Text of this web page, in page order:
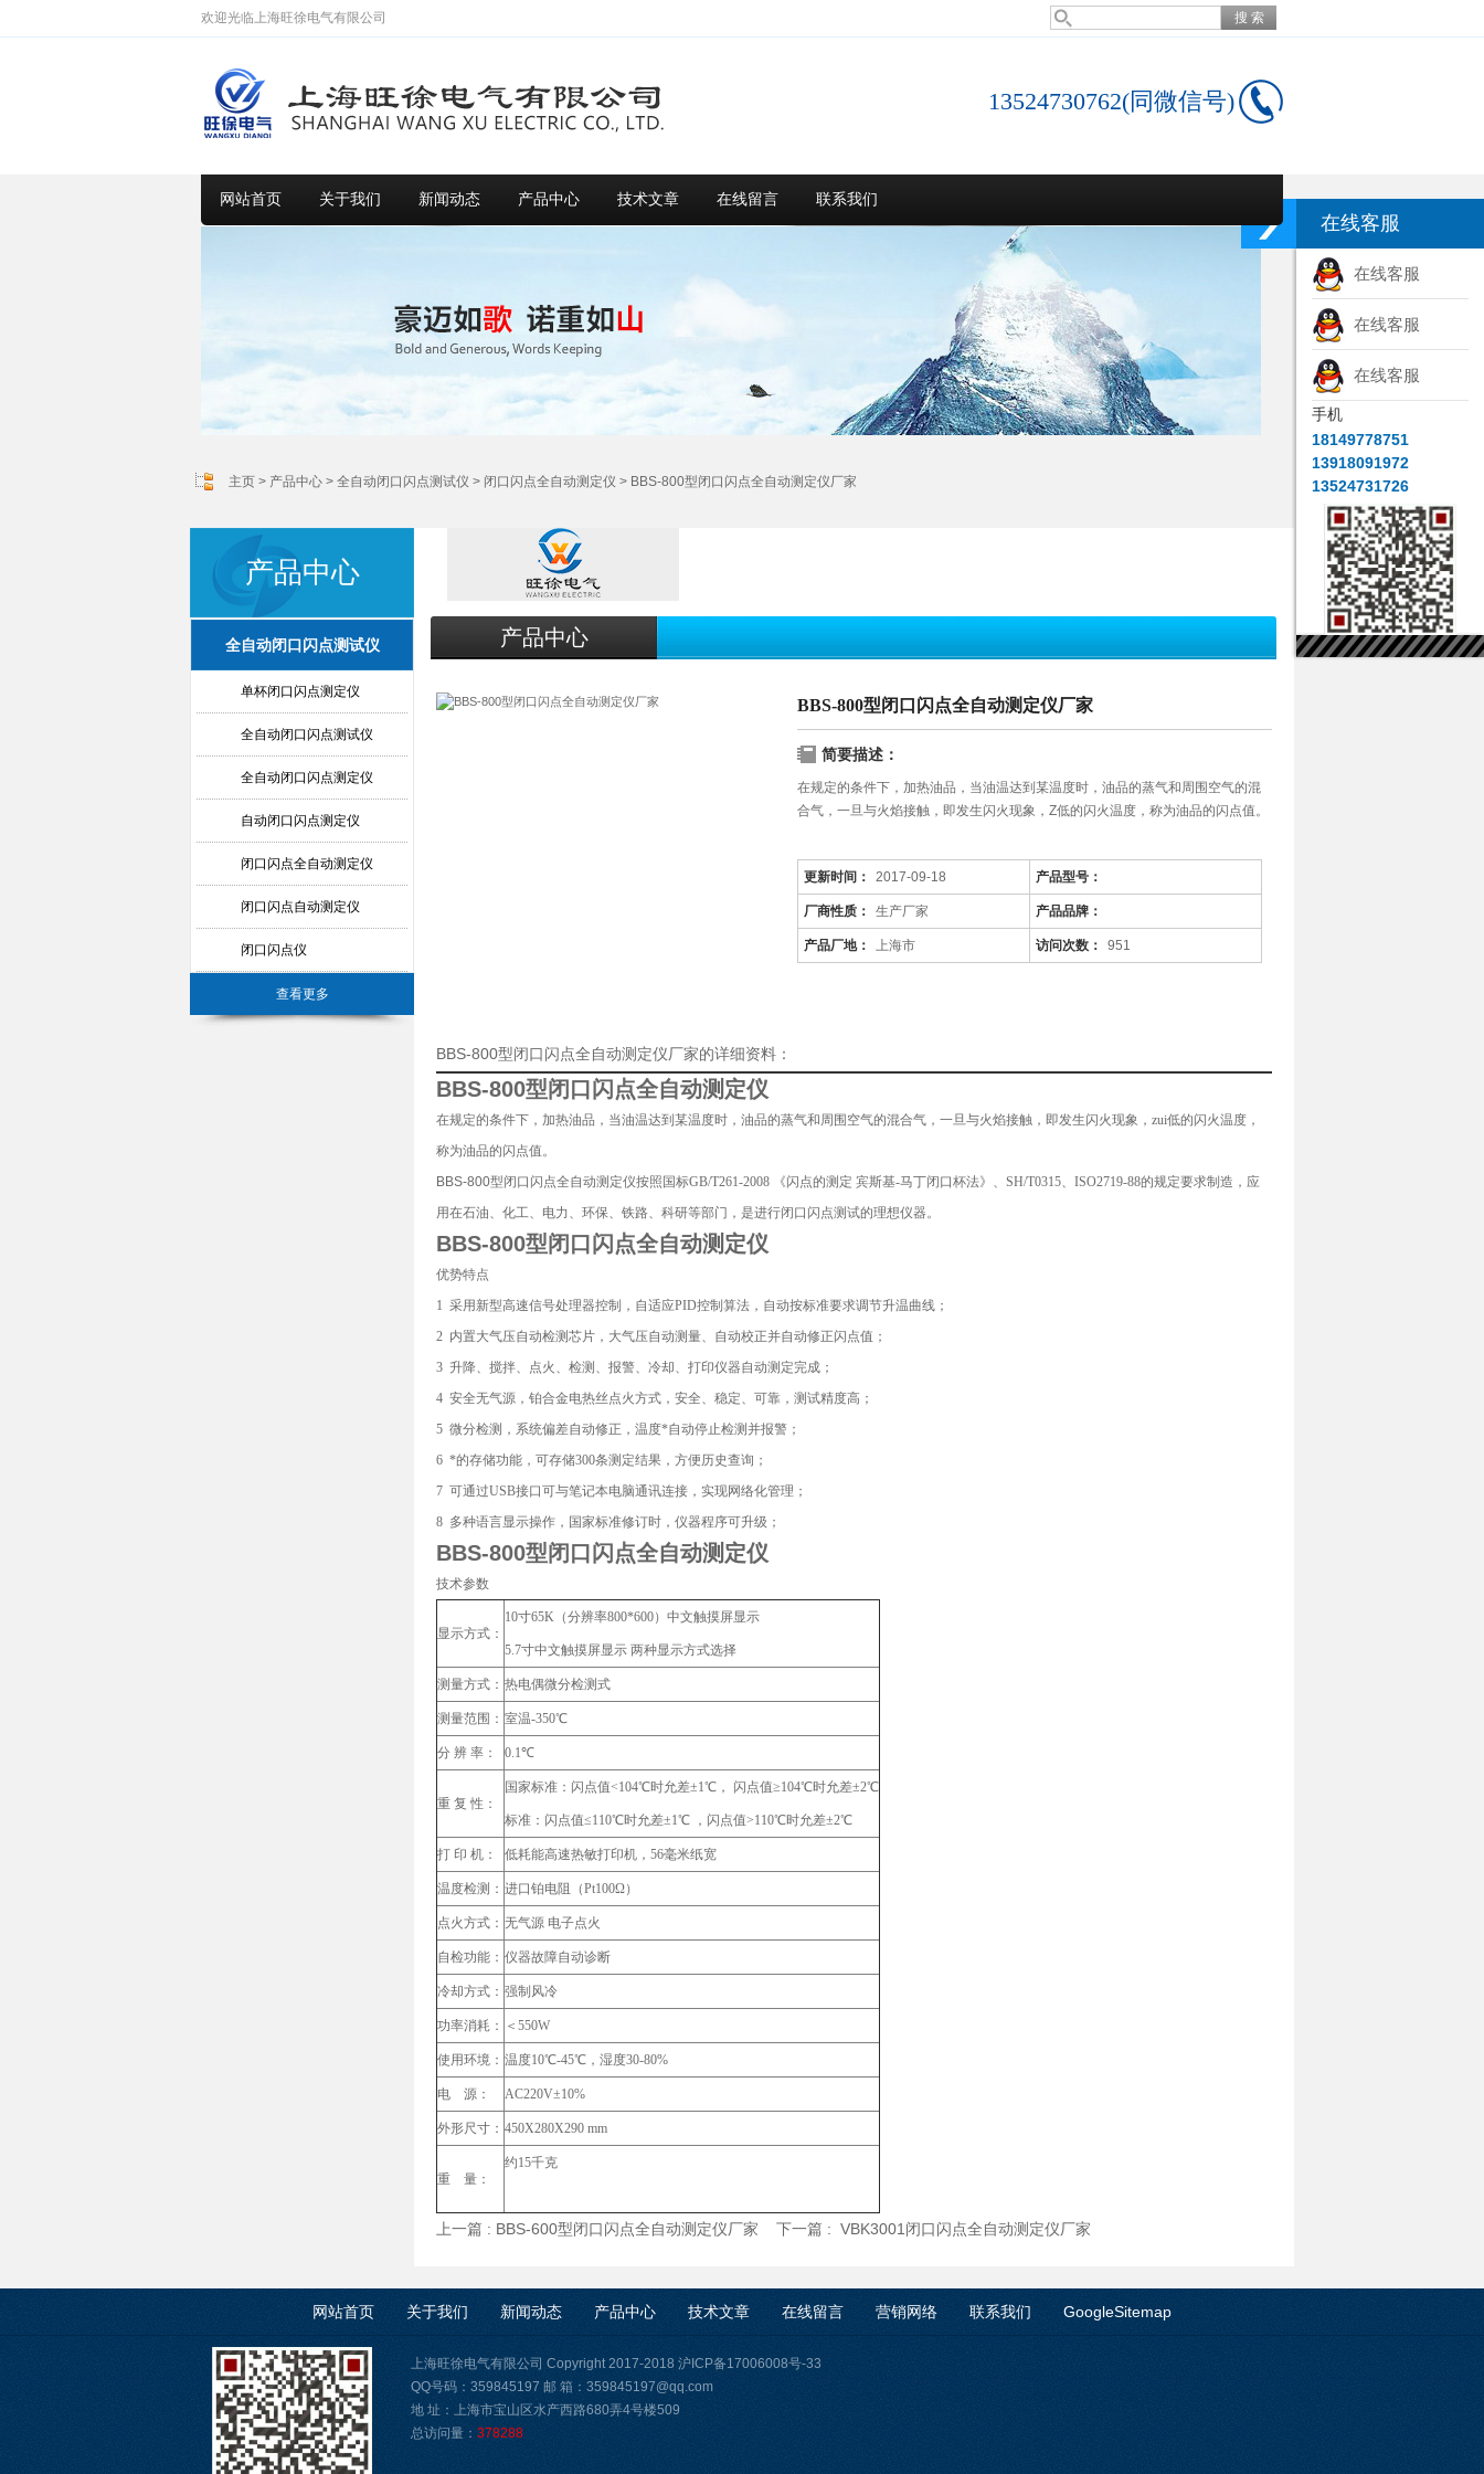
欢迎光临上海旺徐电气有限公司
13524730762(同微信号)
网站首页 关于我们 新闻动态 产品中心 技术文章 在线留言 联系我们
主页 > 产品中心 > 全自动闭口闪点测试仪 > 闭口闪点全自动测定仪 > BBS-800型闭口闪点全自动测定仪厂家
产品中心
全自动闭口闪点测试仪
单杯闭口闪点测定仪
全自动闭口闪点测试仪
全自动闭口闪点测定仪
自动闭口闪点测定仪
闭口闪点全自动测定仪
闭口闪点自动测定仪
闭口闪点仪
查看更多
产品中心
BBS-800型闭口闪点全自动测定仪厂家
简要描述：
在规定的条件下，加热油品，当油温达到某温度时，油品的蒸气和周围空气的混
合气，一旦与火焰接触，即发生闪火现象，Z低的闪火温度，称为油品的闪点值。
更新时间： 2017-09-18 产品型号：
厂商性质： 生产厂家 产品品牌：
产品厂地： 上海市 访问次数： 951
BBS-800型闭口闪点全自动测定仪厂家的详细资料：
BBS-800型闭口闪点全自动测定仪
在规定的条件下，加热油品，当油温达到某温度时，油品的蒸气和周围空气的混合气，一旦与火焰接触，即发生闪火现象，zui低的闪火温度，
称为油品的闪点值。
BBS-800型闭口闪点全自动测定仪按照国标GB/T261-2008 《闪点的测定 宾斯基-马丁闭口杯法》、SH/T0315、ISO2719-88的规定要求制造，应
用在石油、化工、电力、环保、铁路、科研等部门，是进行闭口闪点测试的理想仪器。
BBS-800型闭口闪点全自动测定仪
优势特点
1 采用新型高速信号处理器控制，自适应PID控制算法，自动按标准要求调节升温曲线；
2 内置大气压自动检测芯片，大气压自动测量、自动校正并自动修正闪点值；
3 升降、搅拌、点火、检测、报警、冷却、打印仪器自动测定完成；
4 安全无气源，铂合金电热丝点火方式，安全、稳定、可靠，测试精度高；
5 微分检测，系统偏差自动修正，温度*自动停止检测并报警；
6 *的存储功能，可存储300条测定结果，方便历史查询；
7 可通过USB接口可与笔记本电脑通讯连接，实现网络化管理；
8 多种语言显示操作，国家标准修订时，仪器程序可升级；
BBS-800型闭口闪点全自动测定仪
技术参数
显示方式：
10寸65K（分辨率800*600）中文触摸屏显示
5.7寸中文触摸屏显示 两种显示方式选择
测量方式： 热电偶微分检测式
测量范围： 室温-350℃
分 辨 率： 0.1℃
重 复 性：
国家标准：闪点值<104℃时允差±1℃， 闪点值≥104℃时允差±2℃
标准：闪点值≤110℃时允差±1℃ ，闪点值>110℃时允差±2℃
打 印 机： 低耗能高速热敏打印机，56毫米纸宽
温度检测： 进口铂电阻（Pt100Ω）
点火方式： 无气源 电子点火
自检功能： 仪器故障自动诊断
冷却方式： 强制风冷
功率消耗： ＜550W
使用环境： 温度10℃-45℃，湿度30-80%
电 源： AC220V±10%
外形尺寸： 450X280X290 mm
重 量：
约15千克
上一篇 : BBS-600型闭口闪点全自动测定仪厂家 下一篇 : VBK3001闭口闪点全自动测定仪厂家
网站首页 关于我们 新闻动态 产品中心 技术文章 在线留言 营销网络 联系我们 GoogleSitemap
上海旺徐电气有限公司 Copyright 2017-2018 沪ICP备17006008号-33
QQ号码：359845197 邮 箱：359845197@qq.com
地 址：上海市宝山区水产西路680弄4号楼509
总访问量： 378288
在线客服
在线客服
在线客服
在线客服
手机
18149778751
13918091972
13524731726